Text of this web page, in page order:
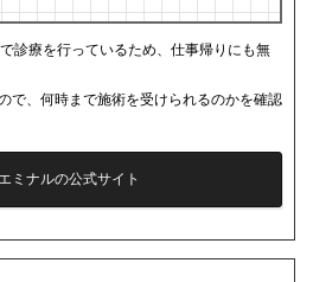
診療を行っているため、仕事帰りにも無
で、何時まで施術を受けられるのかを確認
ミナルの公式サイト